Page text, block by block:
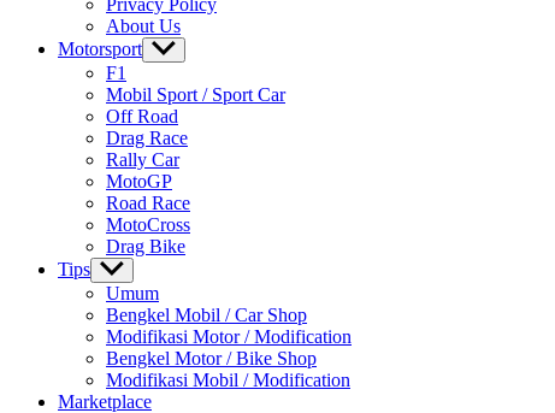
About Us
Motorsport Show
sub
menu
F1
Mobil Sport / Sport Car
Off Road
Drag Race
Rally Car
MotoGP
Road Race
MotoCross
Drag Bike
Tips Show
sub
menu
Umum
Bengkel Mobil / Car Shop
Modifikasi Motor / Modification
Bengkel Motor / Bike Shop
Modifikasi Mobil / Modification
Marketplace